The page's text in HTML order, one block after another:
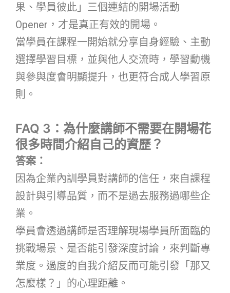
果、學員彼此」三個連結的開場活動
Opener，才是真正有效的開場。
當學員在課程一開始就分享自身經驗、主動
選擇學習目標，並與他人交流時，學習動機
與參與度會明顯提升，也更符合成人學習原
則。
FAQ 3：為什麼講師不需要在開場花
很多時間介紹自己的資歷？
答案：
因為企業內訓學員對講師的信任，來自課程
設計與引導品質，而不是過去服務過哪些企
業。
學員會透過講師是否理解現場學員所面臨的
挑戰場景、是否能引發深度討論，來判斷專
業度。過度的自我介紹反而可能引發「那又
怎麼樣？」的心理距離。